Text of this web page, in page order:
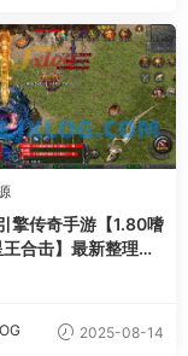
擎传奇手游【1.80嗜
合击】最新整理Wi
2025-08-14